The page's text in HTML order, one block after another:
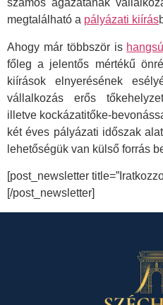
számos ágazatának
megtalálható a pályázati kiírás
Ahogy már többször is
főleg a jelentős mértékű
kiírások elnyerésének
vállalkozás erős
illetve kockázatitőke-
két éves pályázati időszak
lehetőségük van külső forrás
[post_newsletter
[/post_newsletter]